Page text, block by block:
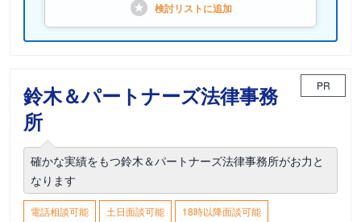
検討リストに追加
鈴木＆パートナーズ法律事務
所
PR
確かな実績をもつ鈴木＆パートナーズ法律事務所がお力と
なります
電話相談可能 土日面談可能 18時以降面談可能